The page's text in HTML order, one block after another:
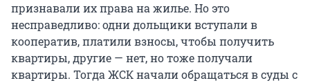
признавали их права на жилье. Но это
несправедливо: одни дольщики вступали в
кооператив, платили взносы, чтобы получить
квартиры, другие — нет, но тоже получали
квартиры. Тогда ЖСК начали обращаться в суды с